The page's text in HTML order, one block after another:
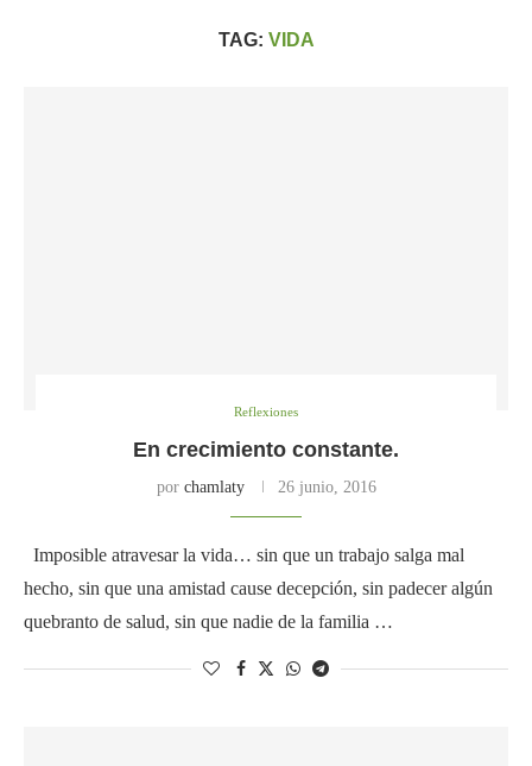
TAG: VIDA
Reflexiones
En crecimiento constante.
por chamlaty 26 junio, 2016
Imposible atravesar la vida… sin que un trabajo salga mal
hecho, sin que una amistad cause decepción, sin padecer algún
quebranto de salud, sin que nadie de la familia …